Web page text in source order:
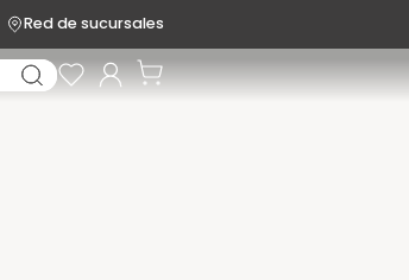
Red de sucursales